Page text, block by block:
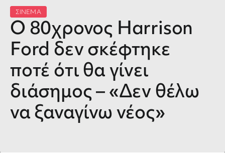
ΣΙΝΕΜΑ
Ο 80χρονος Harrison
Ford δεν σκέφτηκε
ποτέ ότι θα γίνει
διάσημος – «Δεν θέλω
να ξαναγίνω νέος»